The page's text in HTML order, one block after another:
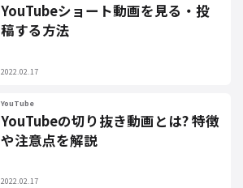
YouTubeショート動画を見る・投
稿する方法
2022.02.17
YouTube
YouTubeの切り抜き動画とは? 特徴
や注意点を解説
2022.02.17